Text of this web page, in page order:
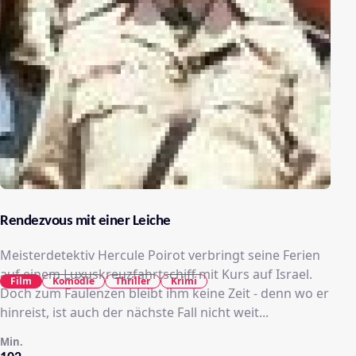
Rendezvous mit einer Leiche
Meisterdetektiv Hercule Poirot verbringt seine Ferien
auf einem Luxuskreuzfahrtschiff mit Kurs auf Israel.
Doch zum Faulenzen bleibt ihm keine Zeit - denn wo er
hinreist, ist auch der nächste Fall nicht weit...
Min.
Film Komödie Thriller Krimi